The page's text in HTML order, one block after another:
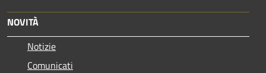
NOVITÀ
Notizie
Comunicati